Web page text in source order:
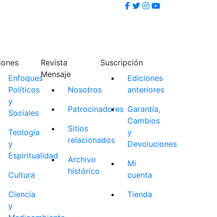
Enfoques
Políticos
y
Sociales
Teología
y
Espiritualidad
Cultura
Ciencia
y
Revista
Mensaje
Nosotros
Patrocinadores
Sitios
relacionados
Archivo
histórico
Suscripción
Ediciones
anteriores
Garantía,
Cambios
y
Devoluciones
Mi
cuenta
Tienda